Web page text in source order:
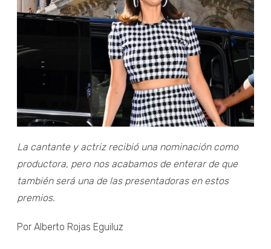
La cantante y actriz recibió una nominación como
productora, pero nos acabamos de enterar de que
también será una de las presentadoras en estos
premios.
Por Alberto Rojas Eguiluz